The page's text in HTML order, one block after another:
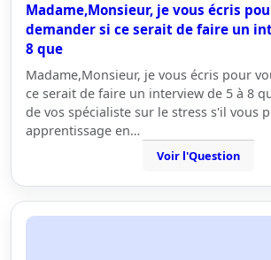
Madame,Monsieur, je vous écris
demander si ce serait de faire un
8 que
Madame,Monsieur, je vous écris pour
ce serait de faire un interview de 5 à 8
de vos spécialiste sur le stress s'il vous
apprentissage en…
Voir l'Question